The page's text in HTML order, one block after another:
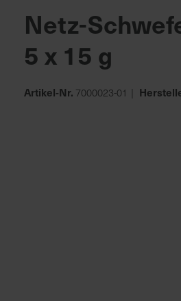
Netz-
5 x 15 g
Artikel-Nr. 7000023-01